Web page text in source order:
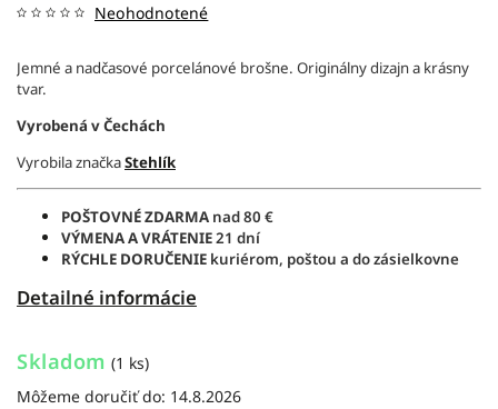
Neohodnotené
Jemné a nadčasové porcelánové brošne. Originálny dizajn a krásny
tvar.
Vyrobená v Čechách
Vyrobila značkaStehlík
POŠTOVNÉ ZDARMA nad 80 €
VÝMENA A VRÁTENIE21 dní
RÝCHLE DORUČENIE kuriérom, poštou a do zásielkovne
Detailné informácie
Skladom (1 ks)
Môžeme doručiť do: 14.8.2026